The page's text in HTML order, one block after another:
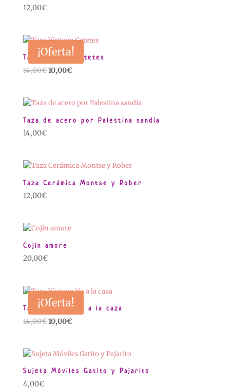
12,00€
¡Oferta!
Taza Vintage Gatetes
14,00€El
era:
14,00€.
10,00€El
es:
10,00€.
Taza de acero por Palestina sandia
14,00€
Taza Cerámica Montse y Rober
12,00€
Cojín amore
20,00€
¡Oferta!
Taza Vintage No a la caza
14,00€El
era:
14,00€.
10,00€El
es:
10,00€.
Sujeta Móviles Gatito y Pajarito
4,00€